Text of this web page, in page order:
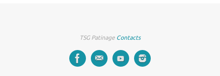
TSG Patinage Contacts